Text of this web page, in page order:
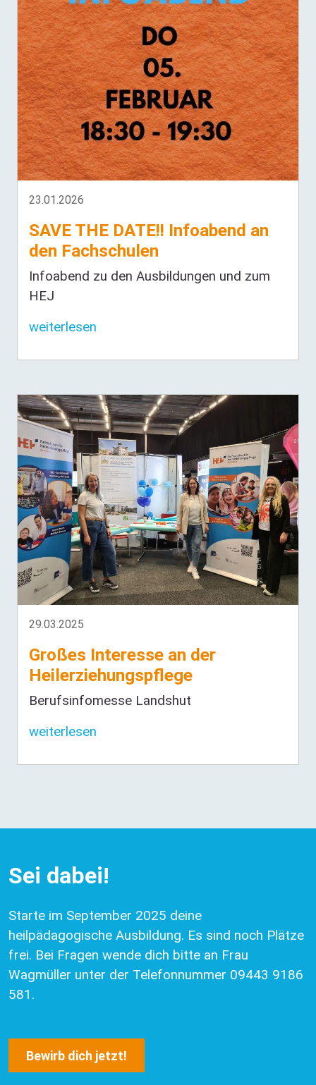
23.01.2026
SAVE THE DATE!! Infoabend an
den Fachschulen
Infoabend zu den Ausbildungen und zum
HEJ
weiterlesen
29.03.2025
Großes Interesse an der
Heilerziehungspflege
Berufsinfomesse Landshut
weiterlesen
Sei dabei!
Starte im September 2025 deine
heilpädagogische Ausbildung. Es sind noch Plätze
frei. Bei Fragen wende dich bitte an Frau
Wagmüller unter der Telefonnummer 09443 9186
581.
Bewirb dich jetzt!